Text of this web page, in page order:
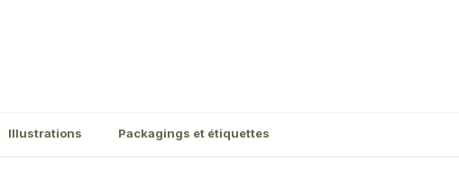
Illustrations Packagings et étiquettes